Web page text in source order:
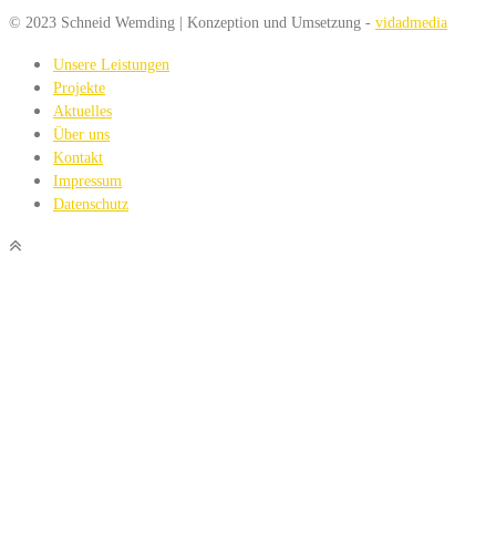
© 2023 Schneid Wemding | Konzeption und Umsetzung - vidadmedia
Unsere Leistungen
Projekte
Aktuelles
Über uns
Kontakt
Impressum
Datenschutz